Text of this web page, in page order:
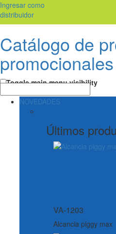
Ingresar como
distribuidor
Catálogo de
promocionales
Toggle main menu visibility
NOVEDADES
Últimos
VA-1203
Alcancia piggy max